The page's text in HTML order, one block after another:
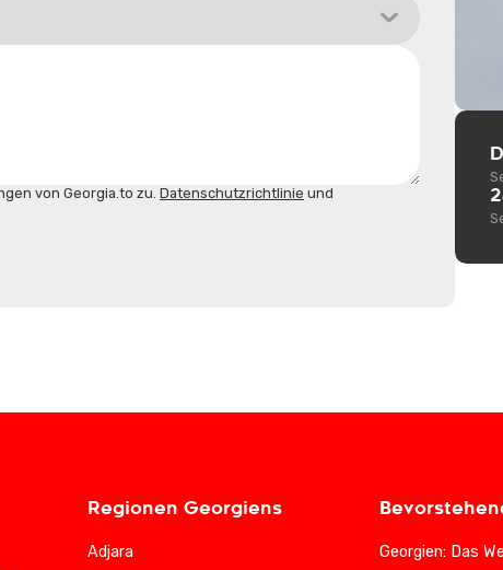
von Georgia.to zu. Datenschutzrichtlinie und
Regionen Georgiens
Adjara
Georgien: Das